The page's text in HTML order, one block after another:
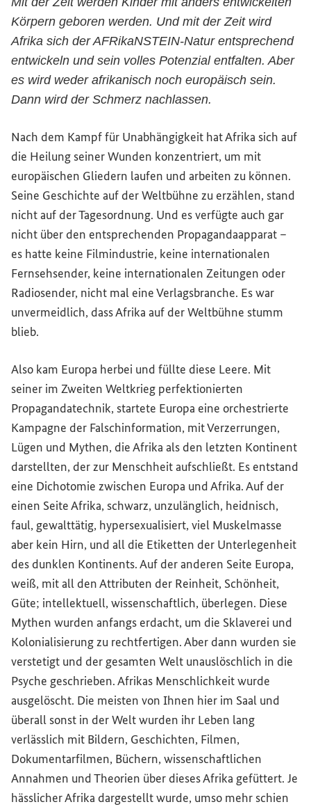
Körpern geboren werden. Und mit der Zeit wird
Afrika sich der AFRikaNSTEIN-Natur entsprechend
entwickeln und sein volles Potenzial entfalten. Aber
es wird weder afrikanisch noch europäisch sein.
Dann wird der Schmerz nachlassen.
Nach dem Kampf für Unabhängigkeit hat Afrika sich auf
die Heilung seiner Wunden konzentriert, um mit
europäischen Gliedern laufen und arbeiten zu können.
Seine Geschichte auf der Weltbühne zu erzählen, stand
nicht auf der Tagesordnung. Und es verfügte auch gar
nicht über den entsprechenden Propagandaapparat –
es hatte keine Filmindustrie, keine internationalen
Fernsehsender, keine internationalen Zeitungen oder
Radiosender, nicht mal eine Verlagsbranche. Es war
unvermeidlich, dass Afrika auf der Weltbühne stumm
blieb.
Also kam Europa herbei und füllte diese Leere. Mit
seiner im Zweiten Weltkrieg perfektionierten
Propagandatechnik, startete Europa eine orchestrierte
Kampagne der Falschinformation, mit Verzerrungen,
Lügen und Mythen, die Afrika als den letzten Kontinent
darstellten, der zur Menschheit aufschließt. Es entstand
eine Dichotomie zwischen Europa und Afrika. Auf der
einen Seite Afrika, schwarz, unzulänglich, heidnisch,
faul, gewalttätig, hypersexualisiert, viel Muskelmasse
aber kein Hirn, und all die Etiketten der Unterlegenheit
des dunklen Kontinents. Auf der anderen Seite Europa,
weiß, mit all den Attributen der Reinheit, Schönheit,
Güte; intellektuell, wissenschaftlich, überlegen. Diese
Mythen wurden anfangs erdacht, um die Sklaverei und
Kolonialisierung zu rechtfertigen. Aber dann wurden sie
verstetigt und der gesamten Welt unauslöschlich in die
Psyche geschrieben. Afrikas Menschlichkeit wurde
ausgelöscht. Die meisten von Ihnen hier im Saal und
überall sonst in der Welt wurden ihr Leben lang
verlässlich mit Bildern, Geschichten, Filmen,
Dokumentarfilmen, Büchern, wissenschaftlichen
Annahmen und Theorien über dieses Afrika gefüttert. Je
hässlicher Afrika dargestellt wurde, umso mehr schien